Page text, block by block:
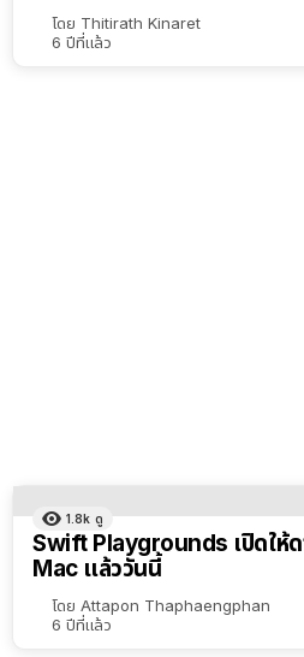
โดย Thitirath Kinaret
6 ปีที่แล้ว
1.8k ดู
Swift Playgrounds เปิดให้ด
Mac แล้ววันนี้
โดย Attapon Thaphaengphan
6 ปีที่แล้ว